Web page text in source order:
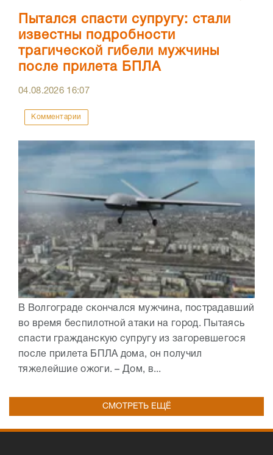
Пытался спасти супругу: стали
известны подробности
трагической гибели мужчины
после прилета БПЛА
04.08.2026 16:07
Комментарии
В Волгограде скончался мужчина, пострадавший
во время беспилотной атаки на город. Пытаясь
спасти гражданскую супругу из загоревшегося
после прилета БПЛА дома, он получил
тяжелейшие ожоги. – Дом, в...
СМОТРЕТЬ ЕЩЁ